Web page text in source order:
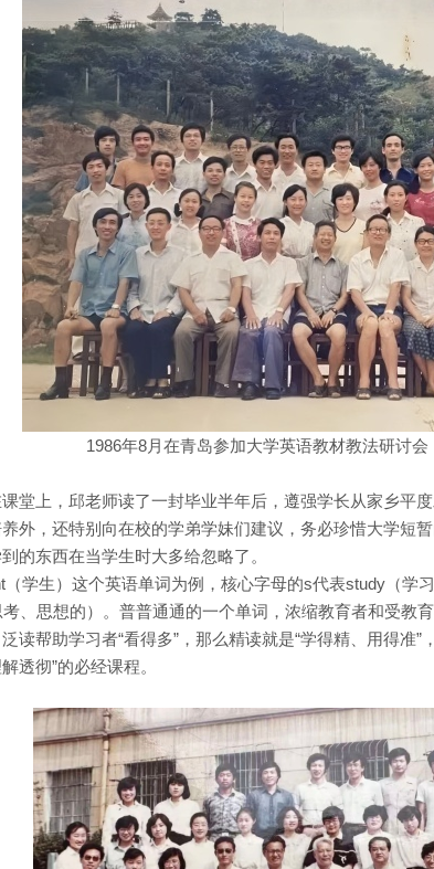
1986年8月在青岛参加大学英语教材教法研讨
堂上，邱老师读了一封毕业半年后，遵强学长从家乡平
外，还特别向在校的学弟学妹们建议，务必珍惜大学短
的东西在当学生时大多给忽略了。
（学生）这个英语单词为例，核心字母的s代表study（学
、思想的）。普普通通的一个单词，浓缩教育者和受教育
读帮助学习者“看得多”，那么精读就是“学得精、用得准”
透彻”的必经课程。